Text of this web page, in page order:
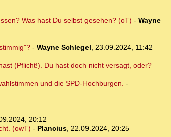
Was hast Du selbst gesehen? (oT) - Wayne
- Wayne Schlegel, 23.09.2024, 11:42
(Pflicht!). Du hast doch nicht versagt, oder?
und die SPD-Hochburgen. -
20:12
(owT) - Plancius, 22.09.2024, 20:25